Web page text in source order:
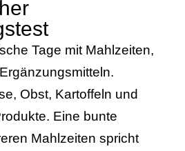
Tage mit Mahlzeiten,
Obst, Kartoffeln und
Eine bunte
Mahlzeiten spricht